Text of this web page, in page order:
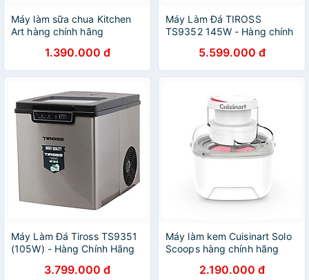
Máy làm sữa chua Kitchen
Art hàng chính hãng
1.390.000 đ
Máy Làm Đá TIROSS
TS9352 145W - Hàng chính
5.599.000 đ
Máy Làm Đá Tiross TS9351
(105W) - Hàng Chính Hãng
3.799.000 đ
Máy làm kem Cuisinart Solo
Scoops hàng chính hãng
2.190.000 đ